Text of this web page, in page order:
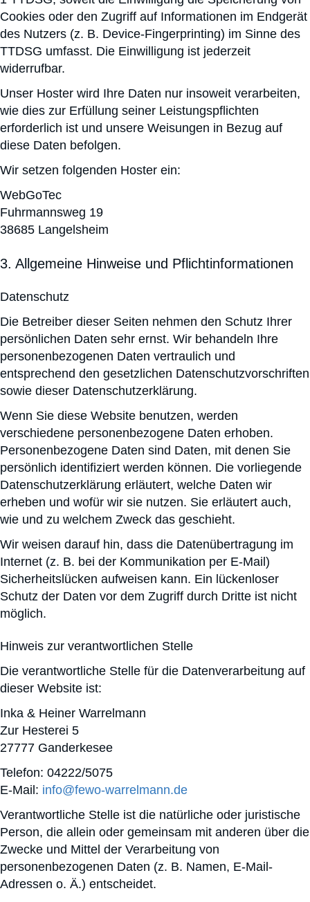
Cookies oder den Zugriff auf Informationen im Endgerät
des Nutzers (z. B. Device-Fingerprinting) im Sinne des
TTDSG umfasst. Die Einwilligung ist jederzeit
widerrufbar.
Unser Hoster wird Ihre Daten nur insoweit verarbeiten,
wie dies zur Erfüllung seiner Leistungspflichten
erforderlich ist und unsere Weisungen in Bezug auf
diese Daten befolgen.
Wir setzen folgenden Hoster ein:
WebGoTec
Fuhrmannsweg 19
38685 Langelsheim
3. Allgemeine Hinweise und Pflicht­informationen
Datenschutz
Die Betreiber dieser Seiten nehmen den Schutz Ihrer
persönlichen Daten sehr ernst. Wir behandeln Ihre
personenbezogenen Daten vertraulich und
entsprechend den gesetzlichen Datenschutzvorschriften
sowie dieser Datenschutzerklärung.
Wenn Sie diese Website benutzen, werden
verschiedene personenbezogene Daten erhoben.
Personenbezogene Daten sind Daten, mit denen Sie
persönlich identifiziert werden können. Die vorliegende
Datenschutzerklärung erläutert, welche Daten wir
erheben und wofür wir sie nutzen. Sie erläutert auch,
wie und zu welchem Zweck das geschieht.
Wir weisen darauf hin, dass die Datenübertragung im
Internet (z. B. bei der Kommunikation per E-Mail)
Sicherheitslücken aufweisen kann. Ein lückenloser
Schutz der Daten vor dem Zugriff durch Dritte ist nicht
möglich.
Hinweis zur verantwortlichen Stelle
Die verantwortliche Stelle für die Datenverarbeitung auf
dieser Website ist:
Inka & Heiner Warrelmann
Zur Hesterei 5
27777 Ganderkesee
Telefon: 04222/5075
E-Mail: info@fewo-warrelmann.de
Verantwortliche Stelle ist die natürliche oder juristische
Person, die allein oder gemeinsam mit anderen über die
Zwecke und Mittel der Verarbeitung von
personenbezogenen Daten (z. B. Namen, E-Mail-
Adressen o. Ä.) entscheidet.